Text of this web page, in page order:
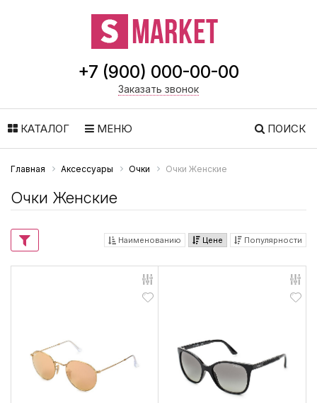
+7 (900) 000-00-00
Заказать звонок
КАТАЛОГ МЕНЮ ПОИСК
Главная Аксессуары Очки Очки Женские
Очки Женские
Наименованию Цене Популярности